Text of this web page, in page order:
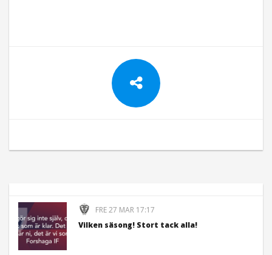
FRE 27 MAR 17:17
Vilken säsong! Stort tack alla!